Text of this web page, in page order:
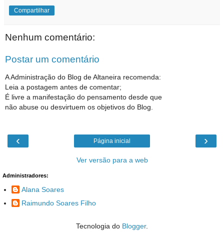
Compartilhar
Nenhum comentário:
Postar um comentário
A Administração do Blog de Altaneira recomenda:
Leia a postagem antes de comentar;
É livre a manifestação do pensamento desde que
não abuse ou desvirtuem os objetivos do Blog.
‹ ›
Página inicial
Ver versão para a web
Administradores:
Alana Soares
Raimundo Soares Filho
Tecnologia do Blogger.